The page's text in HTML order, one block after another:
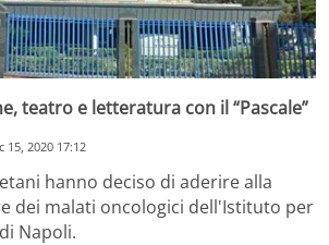
teatro e letteratura con il “Pascale”
15, 2020 17:12
hanno deciso di aderire alla
dei malati oncologici dell'Istituto per
Napoli.